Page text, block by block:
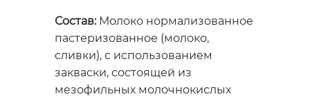
Состав: Молоко нормализованное
пастеризованное (молоко,
сливки), с использованием
закваски, состоящей из
мезофильных молочнокислых